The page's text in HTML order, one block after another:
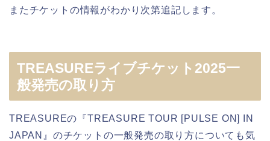
またチケットの情報がわかり次第追記します。
TREASUREライブチケット2025一
般発売の取り方
TREASUREの『TREASURE TOUR [PULSE ON] IN
JAPAN』のチケットの一般発売の取り方についても気